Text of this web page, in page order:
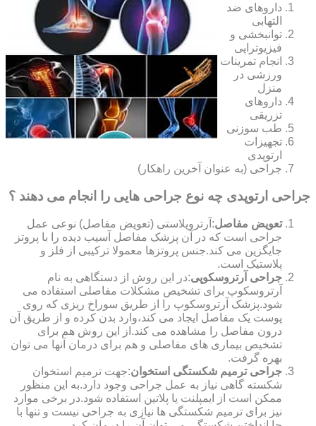
داروهای ضد
التهابی
توانبخشی و
فیزیوتراپی
انجام تمرینات
ورزشی در
منزل
داروهای
تزریقی
طب سوزنی
تجهیزات
ارتوپدی
جراحی (به عنوان آخرین راهکار)
جراحی ارتوپدی چه نوع جراحی هایی را انجام می دهند ؟
تعویض مفاصل:آرتروپلاستی (تعویض مفاصل) نوعی عمل
جراحی است که در آن پزشک مفاصل آسیب دیده را با پروتز
جایگزین می کند.جنس پروتزها معمولا ترکیبی از فلز و
پلاستیک است.
جراحی آرتروسکوپی:در این روش از دستگاهی به نام
آرتروسکوپ برای تشخیص مشکلات مفاصلی استفاده می
شود.پزشک آرتروسکوپ را از طریق سوراخ ریزی که روی
پوست یک مفاصل ایجاد می کند،وارد بدن کرده و از طریق آن
درون مفاصل را مشاهده می کند.از این روش هم برای
تشخیص بیماری های مفاصلی و هم برای درمان آنها می توان
بهره گرفت.
جراحی ترمیم شکستگی استخوان:جهت ترمیم استخوان
شکسته گاهی نیاز به عمل جراحی وجود دارد.به این منظور
ممکن است از ایمپلنت یا پلاتین استفاده شود.در برخی موارد
نیز برای ترمیم شکستگی ها نیازی به جراحی نیست و تنها با